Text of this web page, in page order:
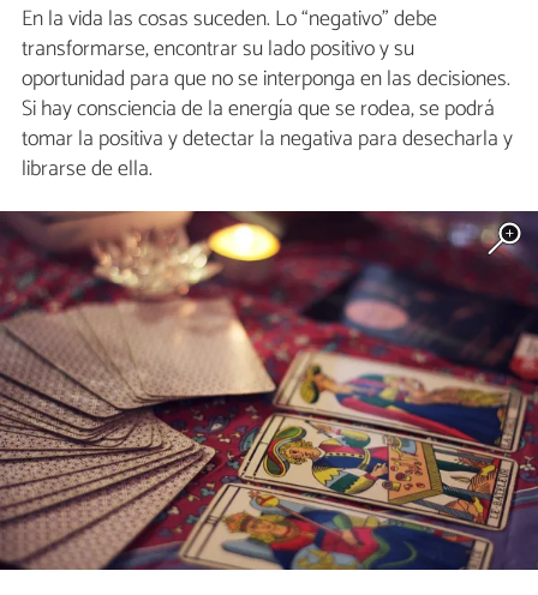
En la vida las cosas suceden. Lo “negativo” debe
transformarse, encontrar su lado positivo y su
oportunidad para que no se interponga en las decisiones.
Si hay consciencia de la energía que se rodea, se podrá
tomar la positiva y detectar la negativa para desecharla y
librarse de ella.